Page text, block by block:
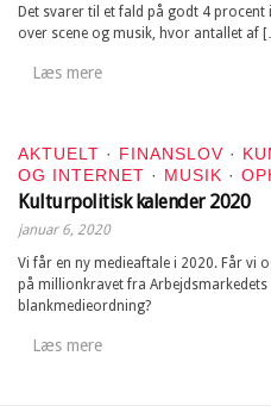
Det svarer til et fald på godt 4
over scene og musik, hvor antallet af
Læs mere
AKTUELT · FINANSLOV ·
OG INTERNET · MUSIK ·
Kulturpolitisk kalender 2020
januar 6, 2020
Vi får en ny medieaftale i 2020. Får vi
på millionkravet fra
blankmedieordning?
Læs mere